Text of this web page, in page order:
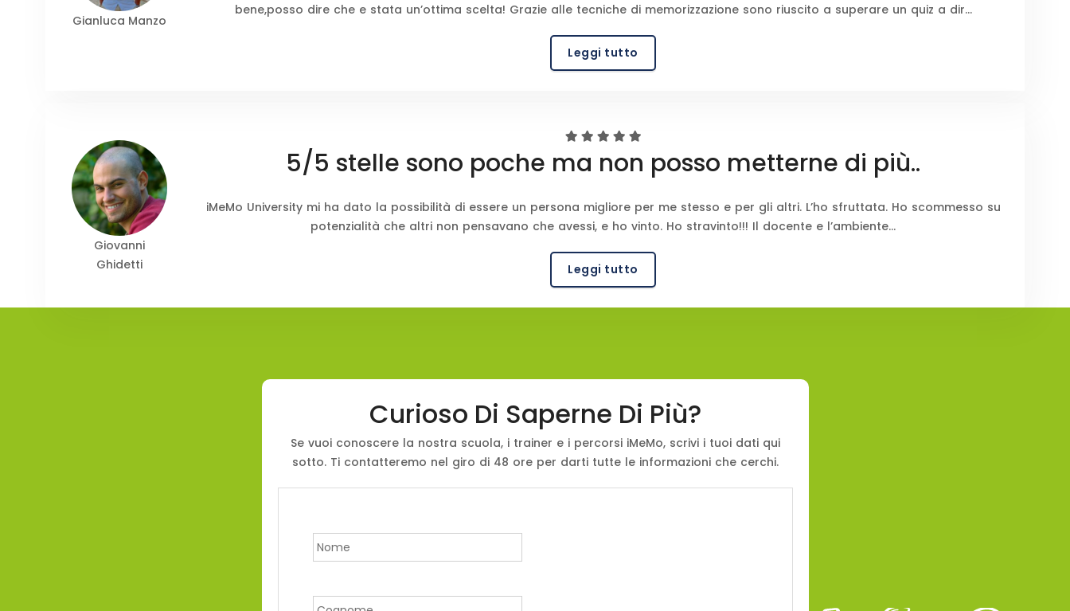
Gianluca Manzo
bene,posso dire che e stata un’ottima scelta! Grazie alle tecniche di memorizzazione sono riuscito a superare un quiz a dir…
Leggi tutto
Giovanni
Ghidetti
5/5 stelle sono poche ma non posso metterne di più..
iMeMo University mi ha dato la possibilità di essere un persona migliore per me stesso e per gli altri. L’ho sfruttata. Ho scommesso su
potenzialità che altri non pensavano che avessi, e ho vinto. Ho stravinto!!! Il docente e l’ambiente…
Leggi tutto
Curioso Di Saperne Di Più?
Se vuoi conoscere la nostra scuola, i trainer e i percorsi iMeMo, scrivi i tuoi dati qui
sotto. Ti contatteremo nel giro di 48 ore per darti tutte le informazioni che cerchi.
Nome *
Cognome *